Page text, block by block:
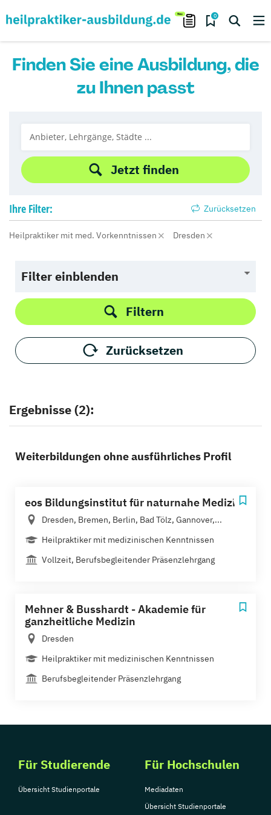
0
Finden Sie eine Ausbildung, die
zu Ihnen passt
Jetzt finden
Ihre Filter: Zurücksetzen
Heilpraktiker mit med. Vorkenntnissen Dresden
Filter einblenden
Filtern
Zurücksetzen
Ergebnisse (2):
Weiterbildungen ohne ausführliches Profil
eos Bildungsinstitut für naturnahe Medizin
Dresden, Bremen, Berlin, Bad Tölz, Gannover,...
Heilpraktiker mit medizinischen Kenntnissen
Vollzeit, Berufsbegleitender Präsenzlehrgang
Mehner & Busshardt - Akademie für
ganzheitliche Medizin
Dresden
Heilpraktiker mit medizinischen Kenntnissen
Berufsbegleitender Präsenzlehrgang
Für Studierende
Übersicht Studienportale
Für Hochschulen
Mediadaten
Übersicht Studienportale